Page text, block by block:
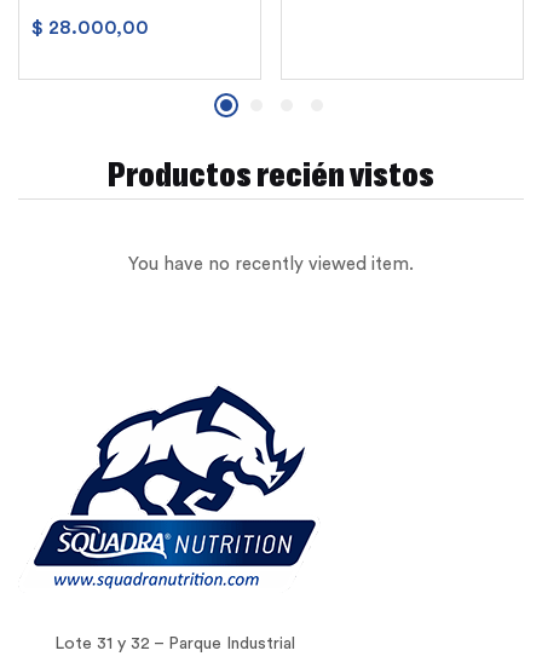
$ 28.000,00
Productos recién vistos
You have no recently viewed item.
Lote 31 y 32 – Parque Industrial